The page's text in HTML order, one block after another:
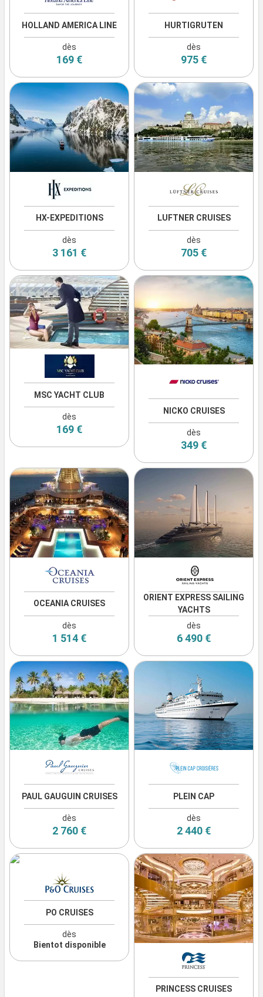
HOLLAND AMERICA LINE
dès
169 €
HURTIGRUTEN
dès
975 €
HX-EXPEDITIONS
dès
3 161 €
LUFTNER CRUISES
dès
705 €
MSC YACHT CLUB
dès
169 €
NICKO CRUISES
dès
349 €
OCEANIA CRUISES
dès
1 514 €
ORIENT EXPRESS SAILING
YACHTS
dès
6 490 €
PAUL GAUGUIN CRUISES
dès
2 760 €
PLEIN CAP
dès
2 440 €
PO CRUISES
dès
Bientot disponible
PRINCESS CRUISES